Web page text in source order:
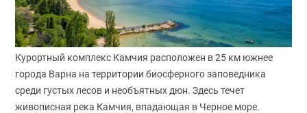
Курортный комплекс Камчия расположен в 25 км южнее
города Варна на территории биосферного заповедника
среди густых лесов и необъятных дюн. Здесь течет
живописная река Камчия, впадающая в Черное море.